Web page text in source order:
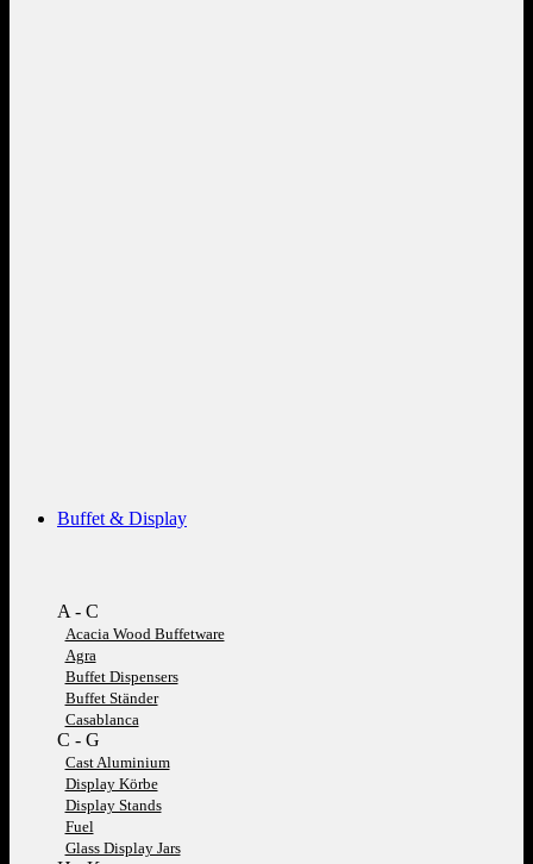
Buffet & Display
A - C
Acacia Wood Buffetware
Agra
Buffet Dispensers
Buffet Ständer
Casablanca
C - G
Cast Aluminium
Display Körbe
Display Stands
Fuel
Glass Display Jars